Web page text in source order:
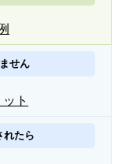
せん
ト
れたら